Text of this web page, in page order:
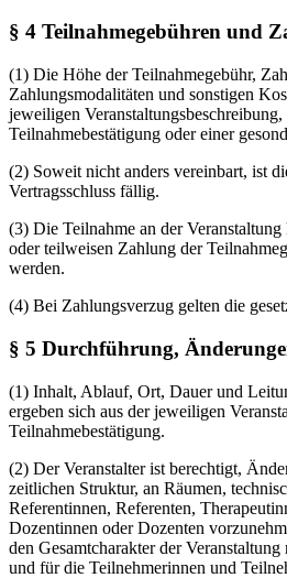
§ 4 Teilnahmegebühren und
(1) Die Höhe der Teilnahmegebühr,
Zahlungsmodalitäten und sonstigen
jeweiligen
Teilnahmebestätigung oder einer
(2) Soweit nicht anders vereinbart, ist
Vertragsschluss fällig.
(3) Die Teilnahme an der
oder teilweisen Zahlung der
werden.
(4) Bei Zahlungsverzug gelten die
§ 5 Durchführung,
(1) Inhalt, Ablauf, Ort, Dauer und
ergeben sich aus der jeweiligen
Teilnahmebestätigung.
(2) Der Veranstalter ist berechtigt,
zeitlichen Struktur, an Räumen,
Referentinnen, Referenten,
Dozentinnen oder Dozenten
den Gesamtcharakter der
und für die Teilnehmerinnen und